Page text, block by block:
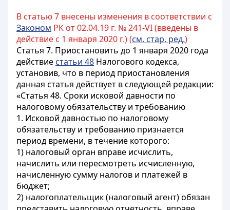
В статью 7 внесены изменения в соответствии с
Законом РК от 02.04.19 г. № 241-VI (введены в
действие с 1 января 2020 г.) (см. стар. ред.)
Статья 7. Приостановить до 1 января 2020 года
действие статьи 48 Налогового кодекса,
установив, что в период приостановления
данная статья действует в следующей редакции:
«Статья 48. Сроки исковой давности по
налоговому обязательству и требованию
1. Исковой давностью по налоговому
обязательству и требованию признается
период времени, в течение которого:
1) налоговый орган вправе исчислить,
начислить или пересмотреть исчисленную,
начисленную сумму налогов и платежей в
бюджет;
2) налогоплательщик (налоговый агент) обязан